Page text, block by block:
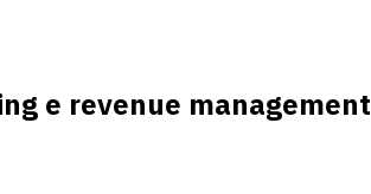
e revenue management